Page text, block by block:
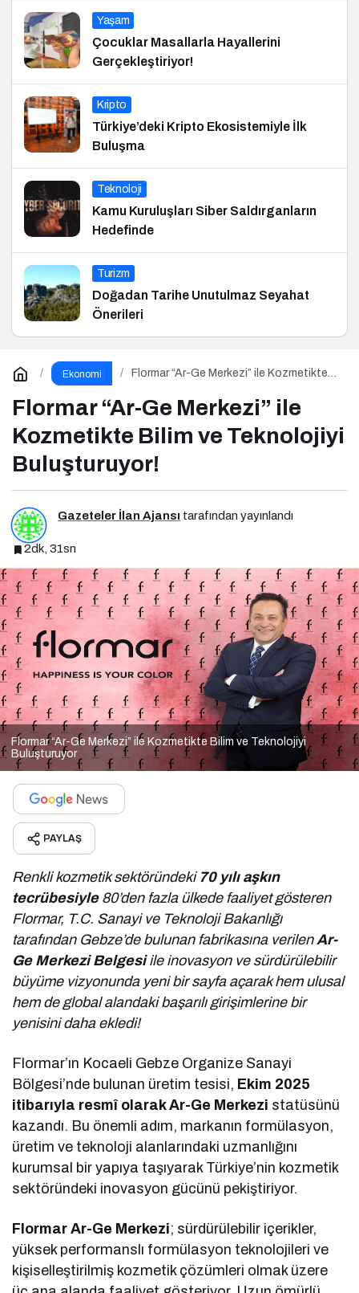
Yaşam
Çocuklar Masallarla Hayallerini
Gerçekleştiriyor!
Kripto
Türkiye’deki Kripto Ekosistemiyle İlk
Buluşma
Teknoloji
Kamu Kuruluşları Siber Saldırganların
Hedefinde
Turizm
Doğadan Tarihe Unutulmaz Seyahat
Önerileri
Ekonomi
Flormar “Ar-Ge Merkezi” ile Kozmetikte
Flormar “Ar-Ge Merkezi” ile
Kozmetikte Bilim ve Teknolojiyi
Buluşturuyor!
Gazeteler İlan Ajansı tarafından yayınlandı
2dk, 31sn
Flormar “Ar-Ge Merkezi” ile Kozmetikte Bilim ve Teknolojiyi
Buluşturuyor
PAYLAŞ
Renkli kozmetik sektöründeki 70 yılı aşkın
tecrübesiyle80’den fazla ülkede faaliyet gösteren
Flormar, T.C. Sanayi ve Teknoloji Bakanlığı
tarafından Gebze’de bulunan fabrikasına verilen Ar-
Ge Merkezi Belgesiile inovasyon ve sürdürülebilir
büyüme vizyonunda yeni bir sayfa açarak hem ulusal
hem de global alandaki başarılı girişimlerine bir
yenisini daha ekledi!
Flormar’ın Kocaeli Gebze Organize Sanayi
Bölgesi’nde bulunan üretim tesisi, Ekim 2025
itibarıyla resmî olarak Ar-Ge Merkezi statüsünü
kazandı. Bu önemli adım, markanın formülasyon,
üretim ve teknoloji alanlarındaki uzmanlığını
kurumsal bir yapıya taşıyarak Türkiye’nin kozmetik
sektöründeki inovasyon gücünü pekiştiriyor.
Flormar Ar-Ge Merkezi; sürdürülebilir içerikler,
yüksek performanslı formülasyon teknolojileri ve
kişiselleştirilmiş kozmetik çözümleri olmak üzere